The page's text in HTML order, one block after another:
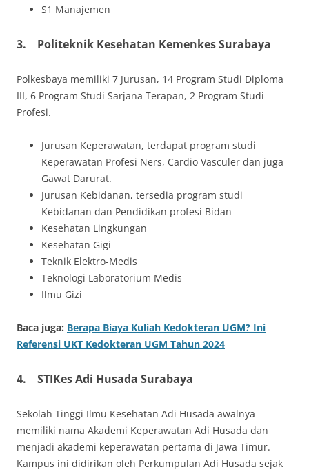
S1 Manajemen
3. Politeknik Kesehatan Kemenkes Surabaya
Polkesbaya memiliki 7 Jurusan, 14 Program Studi Diploma
III, 6 Program Studi Sarjana Terapan, 2 Program Studi
Profesi.
Jurusan Keperawatan, terdapat program studi
Keperawatan Profesi Ners, Cardio Vasculer dan juga
Gawat Darurat.
Jurusan Kebidanan, tersedia program studi
Kebidanan dan Pendidikan profesi Bidan
Kesehatan Lingkungan
Kesehatan Gigi
Teknik Elektro-Medis
Teknologi Laboratorium Medis
Ilmu Gizi
Baca juga: Berapa Biaya Kuliah Kedokteran UGM? Ini
Referensi UKT Kedokteran UGM Tahun 2024
4. STIKes Adi Husada Surabaya
Sekolah Tinggi Ilmu Kesehatan Adi Husada awalnya
memiliki nama Akademi Keperawatan Adi Husada dan
menjadi akademi keperawatan pertama di Jawa Timur.
Kampus ini didirikan oleh Perkumpulan Adi Husada sejak